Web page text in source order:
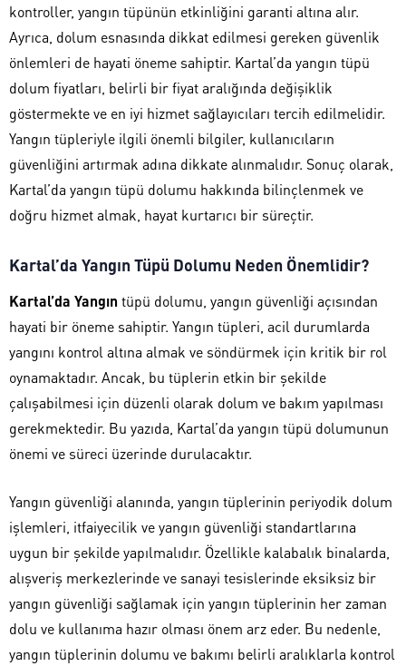
kontroller, yangın tüpünün etkinliğini garanti altına alır.
Ayrıca, dolum esnasında dikkat edilmesi gereken güvenlik
önlemleri de hayati öneme sahiptir. Kartal’da yangın tüpü
dolum fiyatları, belirli bir fiyat aralığında değişiklik
göstermekte ve en iyi hizmet sağlayıcıları tercih edilmelidir.
Yangın tüpleriyle ilgili önemli bilgiler, kullanıcıların
güvenliğini artırmak adına dikkate alınmalıdır. Sonuç olarak,
Kartal’da yangın tüpü dolumu hakkında bilinçlenmek ve
doğru hizmet almak, hayat kurtarıcı bir süreçtir.
Kartal’da Yangın Tüpü Dolumu Neden Önemlidir?
Kartal’da Yangın tüpü dolumu, yangın güvenliği açısından
hayati bir öneme sahiptir. Yangın tüpleri, acil durumlarda
yangını kontrol altına almak ve söndürmek için kritik bir rol
oynamaktadır. Ancak, bu tüplerin etkin bir şekilde
çalışabilmesi için düzenli olarak dolum ve bakım yapılması
gerekmektedir. Bu yazıda, Kartal’da yangın tüpü dolumunun
önemi ve süreci üzerinde durulacaktır.
Yangın güvenliği alanında, yangın tüplerinin periyodik dolum
işlemleri, itfaiyecilik ve yangın güvenliği standartlarına
uygun bir şekilde yapılmalıdır. Özellikle kalabalık binalarda,
alışveriş merkezlerinde ve sanayi tesislerinde eksiksiz bir
yangın güvenliği sağlamak için yangın tüplerinin her zaman
dolu ve kullanıma hazır olması önem arz eder. Bu nedenle,
yangın tüplerinin dolumu ve bakımı belirli aralıklarla kontrol